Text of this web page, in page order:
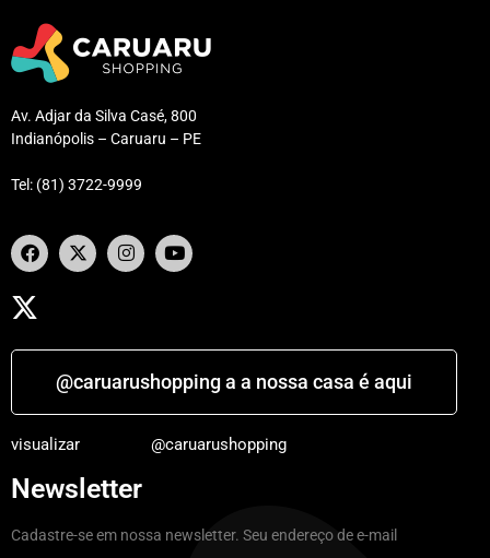
Av. Adjar da Silva Casé, 800
Indianópolis – Caruaru – PE
Tel: (81) 3722-9999
@caruarushopping a a nossa casa é aqui
visualizar @caruarushopping
Newsletter
Cadastre-se em nossa newsletter. Seu endereço de e-mail